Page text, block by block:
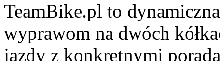
TeamBike.pl to
wyprawom na dwóch
jazdy z konkretnymi